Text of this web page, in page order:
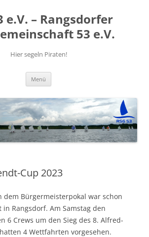
e.V. – Rangsdorfer
53 e.V.
Hier segeln Piraten!
Menü
Cup 2023
dem Bürgermeisterpokal war schon
Rangsdorf. Am Samstag den
6 Crews um den Sieg des 8. Alfred-
4 Wettfahrten vorgesehen.